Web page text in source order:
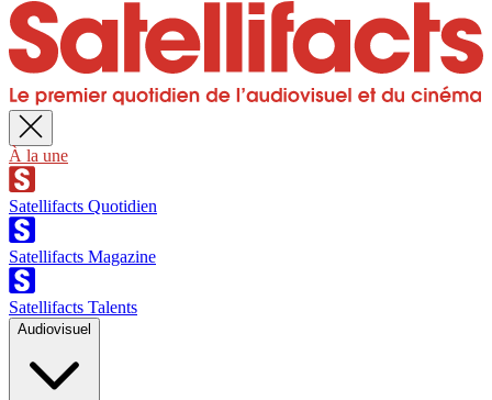
À la une
Satellifacts Quotidien
Satellifacts Magazine
Satellifacts Talents
Audiovisuel